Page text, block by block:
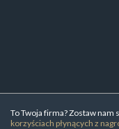
To Twoja firma? Zostaw
korzyściach płynących z